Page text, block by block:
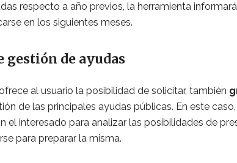
respecto a año previos, la herramienta
en los siguientes meses.
gestión de ayudas
al usuario la posibilidad de solicitar, también
de las principales ayudas públicas. En este
el interesado para analizar las posibilidades de
para preparar la misma.